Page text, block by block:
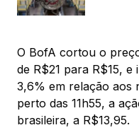
O BofA cortou o
de R$21 para R$15,
3,6% em relação aos
perto das 11h55, a
brasileira, a R$13,95.